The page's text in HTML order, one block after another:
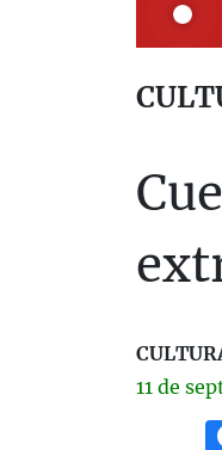
11 de